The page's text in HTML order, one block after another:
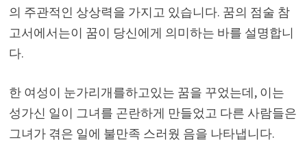
의 주관적인 상상력을 가지고 있습니다. 꿈의 점술 참
고서에서는이 꿈이 당신에게 의미하는 바를 설명합니
다.
한 여성이 눈가리개를하고있는 꿈을 꾸었는데, 이는
성가신 일이 그녀를 곤란하게 만들었고 다른 사람들은
그녀가 겪은 일에 불만족 스러웠 음을 나타냅니다.